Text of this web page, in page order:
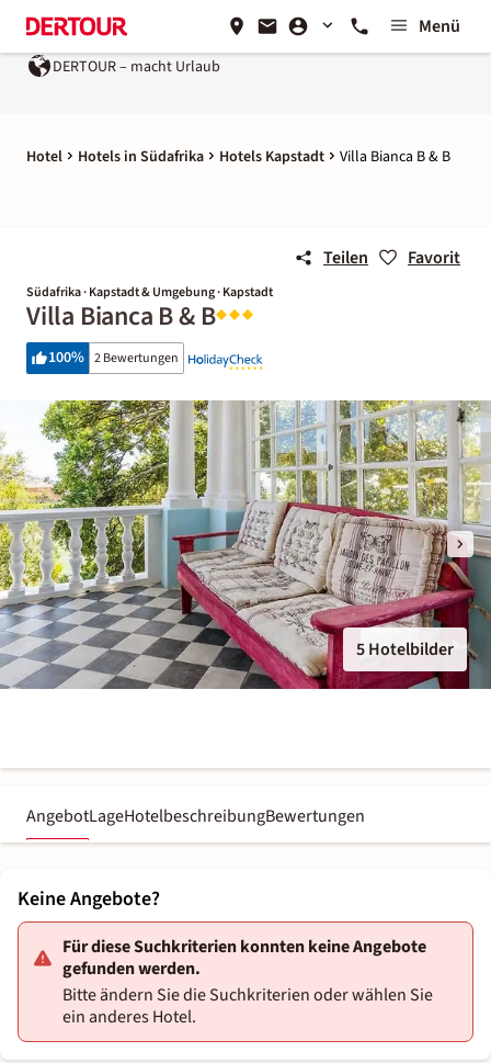
Menü
DERTOUR – macht Urlaub
Hotel Hotels in Südafrika Hotels Kapstadt Villa Bianca B & B
Teilen Favorit
Südafrika · Kapstadt & Umgebung · Kapstadt
Villa Bianca B & B
100% 2 Bewertungen
5 Hotelbilder
AngebotLageHotelbeschreibungBewertungen
Keine Angebote?
Für diese Suchkriterien konnten keine Angebote
gefunden werden.
Bitte ändern Sie die Suchkriterien oder wählen Sie
ein anderes Hotel.